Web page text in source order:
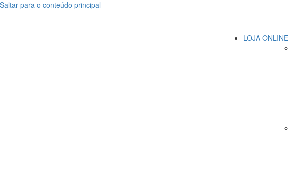
Saltar para o conteúdo principal
LOJA ONLINE